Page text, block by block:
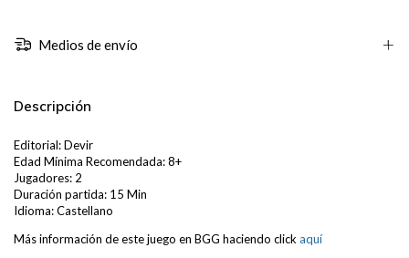
Medios de envío
Descripción
Editorial: Devir
Edad Mínima Recomendada: 8+
Jugadores: 2
Duración partida: 15 Min
Idioma: Castellano
Más información de este juego en BGG haciendo click aquí